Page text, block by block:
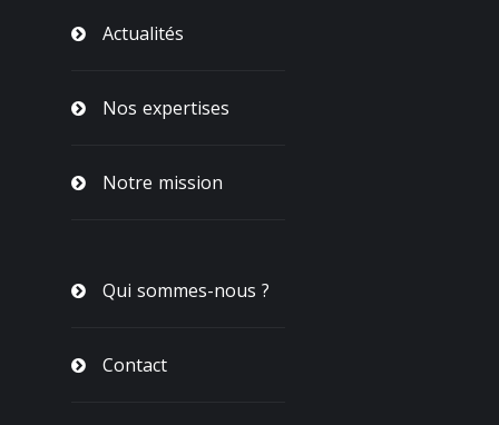
Actualités
Nos expertises
Notre mission
Qui sommes-nous ?
Contact